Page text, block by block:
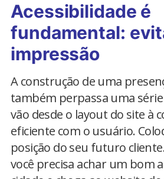
Acessibilidade é
fundamental:
impressão
A construção de uma
também perpassa uma
vão desde o layout do site à
eficiente com o usuário.
posição do seu futuro
você precisa achar um bom